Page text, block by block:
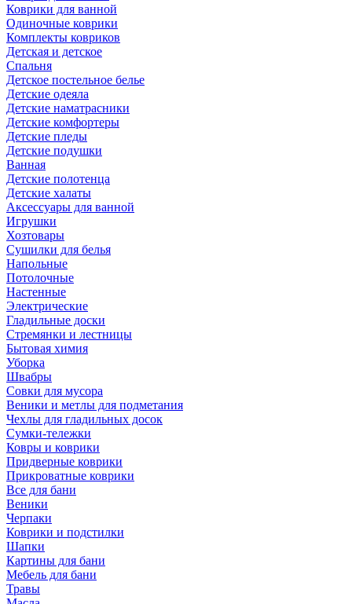
Коврики для ванной
Одиночные коврики
Комплекты ковриков
Детская и детское
Спальня
Детское постельное белье
Детские одеяла
Детские наматрасники
Детские комфортеры
Детские пледы
Детские подушки
Ванная
Детские полотенца
Детские халаты
Аксессуары для ванной
Игрушки
Хозтовары
Сушилки для белья
Напольные
Потолочные
Настенные
Электрические
Гладильные доски
Стремянки и лестницы
Бытовая химия
Уборка
Швабры
Совки для мусора
Веники и метлы для подметания
Чехлы для гладильных досок
Сумки-тележки
Ковры и коврики
Придверные коврики
Прикроватные коврики
Все для бани
Веники
Черпаки
Коврики и подстилки
Шапки
Картины для бани
Мебель для бани
Травы